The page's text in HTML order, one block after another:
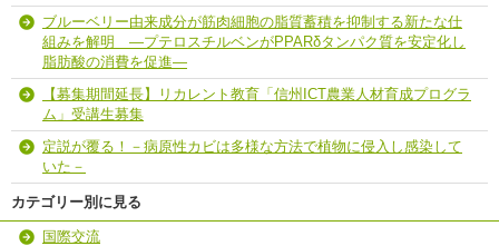
ブルーベリー由来成分が筋肉細胞の脂質蓄積を抑制する新たな仕
組みを解明 ―プテロスチルベンがPPARδタンパク質を安定化し
脂肪酸の消費を促進―
【募集期間延長】リカレント教育「信州ICT農業人材育成プログラ
ム」受講生募集
定説が覆る！－病原性カビは多様な方法で植物に侵入し感染して
いた－
カテゴリー別に見る
国際交流